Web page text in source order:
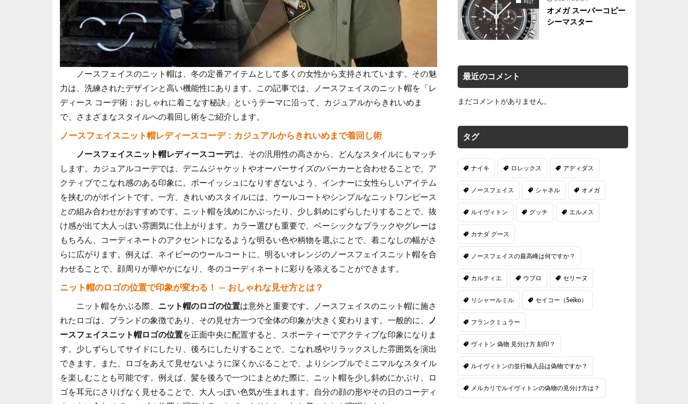
ノースフェイスのニット帽は、冬の定番アイテムとして多くの女性から支持されています。その魅
力は、洗練されたデザインと高い機能性にあります。この記事では、ノースフェイスのニット帽を「レ
ディース コーデ術：おしゃれに着こなす秘訣」というテーマに沿って、カジュアルからきれいめま
で、さまざまなスタイルへの着回し術をご紹介します。
ノースフェイスニット帽レディースコーデ：カジュアルからきれいめまで着回し術
ノースフェイスニット帽レディースコーデは、その汎用性の高さから、どんなスタイルにもマッチ
します。カジュアルコーデでは、デニムジャケットやオーバーサイズのパーカーと合わせることで、ア
クティブでこなれ感のある印象に。ボーイッシュになりすぎないよう、インナーに女性らしいアイテム
を挟むのがポイントです。一方、きれいめスタイルには、ウールコートやシンプルなニットワンピース
との組み合わせがおすすめです。ニット帽を浅めにかぶったり、少し斜めにずらしたりすることで、抜
け感が出て大人っぽい雰囲気に仕上がります。カラー選びも重要で、ベーシックなブラックやグレーは
もちろん、コーディネートのアクセントになるような明るい色や柄物を選ぶことで、着こなしの幅がさ
らに広がります。例えば、ネイビーのウールコートに、明るいオレンジのノースフェイスニット帽を合
わせることで、顔周りが華やかになり、冬のコーディネートに彩りを添えることができます。
ニット帽のロゴの位置で印象が変わる！ — おしゃれな見せ方とは？
ニット帽をかぶる際、 ニット帽のロゴの位置は意外と重要です。ノースフェイスのニット帽に施さ
れたロゴは、ブランドの象徴であり、その見せ方一つで全体の印象が大きく変わります。一般的に、
ノ
ースフェイスニット帽ロゴの位置を正面中央に配置すると、スポーティーでアクティブな印象になりま
す。少しずらしてサイドにしたり、後ろにしたりすることで、こなれ感やリラックスした雰囲気を演出
できます。また、ロゴをあえて見せないように深くかぶることで、よりシンプルでミニマルなスタイル
を楽しむことも可能です。例えば、髪を後ろで一つにまとめた際に、ニット帽を少し斜めにかぶり、ロ
ゴを耳元にさりげなく見せることで、大人っぽい色気が生まれます。自分の顔の形やその日のコーディ
時計
オメガ スーパーコピー
シーマスター
最近のコメント
まだコメントがありません。
タグ
ナイキ ロレックス アディダス
ノースフェイス シャネル オメガ
ルイヴィトン グッチ エルメス
カナダ グース
ノースフェイスの最高峰は何ですか？
カルティエ ウブロ セリーヌ
リシャールミル セイコー（Seiko）
フランクミュラー
ヴィトン 偽物 見分け方 刻印？
ルイヴィトンの並行輸入品は偽物ですか？
メルカリでルイヴィトンの偽物の見分け方は？